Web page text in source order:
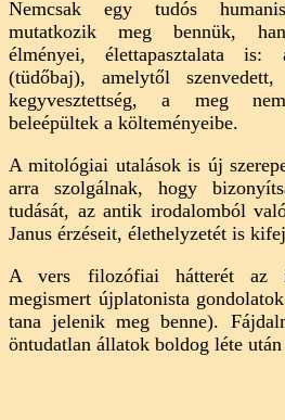
Nemcsak egy tudós
mutatkozik meg bennük,
élményei, élettapasztalata is:
(tüdőbaj), amelytől
kegyvesztettség, a meg
beleépültek a költeményeibe.
A mitológiai utalások is új
arra szolgálnak, hogy
tudását, az antik irodalomból
Janus érzéseit, élethelyzetét is
A vers filozófiai hátterét az
megismert újplatonista
tana jelenik meg benne).
öntudatlan állatok boldog léte